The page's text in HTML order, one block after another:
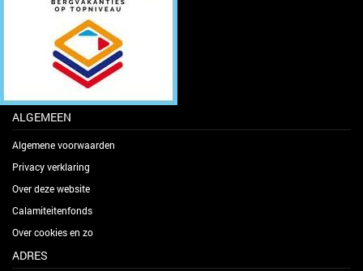
ALGEMEEN
Algemene voorwaarden
Privacy verklaring
Over deze website
Calamiteitenfonds
Over cookies en zo
ADRES